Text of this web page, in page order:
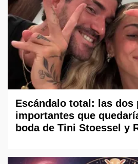
Escándalo total: las dos
importantes que
boda de Tini Stoessel y